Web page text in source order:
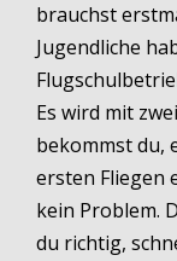
brauchst
Jugendliche
Es wird mit
bekommst du,
ersten Fliegen
kein Problem.
du richtig,